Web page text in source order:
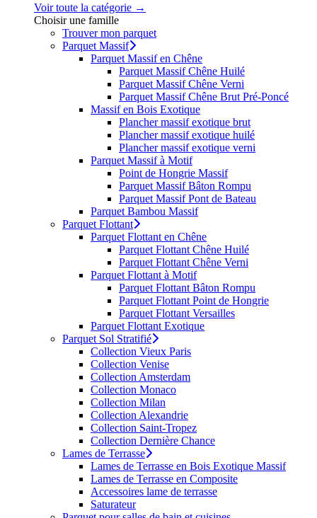
Voir toute la catégorie →
Choisir une famille
Trouver mon parquet
Parquet Massif
Parquet Massif en Chêne
Parquet Massif Chêne Huilé
Parquet Massif Chêne Verni
Parquet Massif Chêne Brut Pré-Poncé
Massif en Bois Exotique
Plancher massif exotique brut
Plancher massif exotique huilé
Plancher massif exotique verni
Parquet Massif à Motif
Point de Hongrie Massif
Parquet Massif Bâton Rompu
Parquet Massif Pont de Bateau
Parquet Bambou Massif
Parquet Flottant
Parquet Flottant en Chêne
Parquet Flottant Chêne Huilé
Parquet Flottant Chêne Verni
Parquet Flottant à Motif
Parquet Flottant Bâton Rompu
Parquet Flottant Point de Hongrie
Parquet Flottant Versailles
Parquet Flottant Exotique
Parquet Sol Stratifié
Collection Vieux Paris
Collection Venise
Collection Amsterdam
Collection Monaco
Collection Milan
Collection Alexandrie
Collection Saint-Tropez
Collection Dernière Chance
Lames de Terrasse
Lames de Terrasse en Bois Exotique Massif
Lames de Terrasse en Composite
Accessoires lame de terrasse
Saturateur